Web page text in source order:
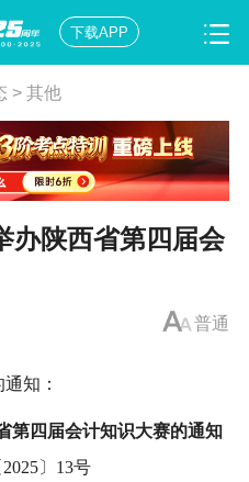
下载APP
> 其他
办陕西省第四届会
普通
知：
第四届会计知识大赛的通知
〕13号